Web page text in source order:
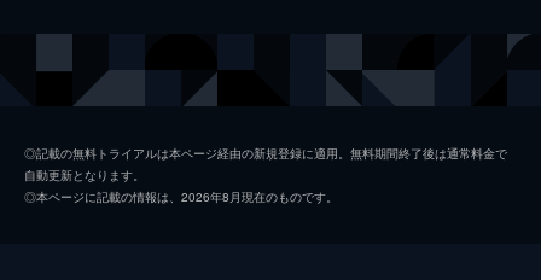
ビン・リュー
◎記載の無料トライアルは本ページ経由の新規登録に適用。無料期間終了後は通常料金で
自動更新となります。
◎本ページに記載の情報は、2026年8月現在のものです。